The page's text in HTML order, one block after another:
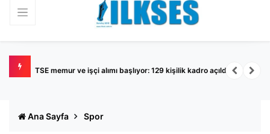
TSE memur ve işçi alımı başlıyor: 129 kişilik kadro açıldı
Ana Sayfa Spor